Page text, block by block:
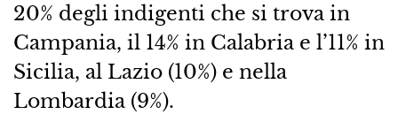
20% degli indigenti che si trova in
Campania, il 14% in Calabria e l’11% in
Sicilia, al Lazio (10%) e nella
Lombardia (9%).